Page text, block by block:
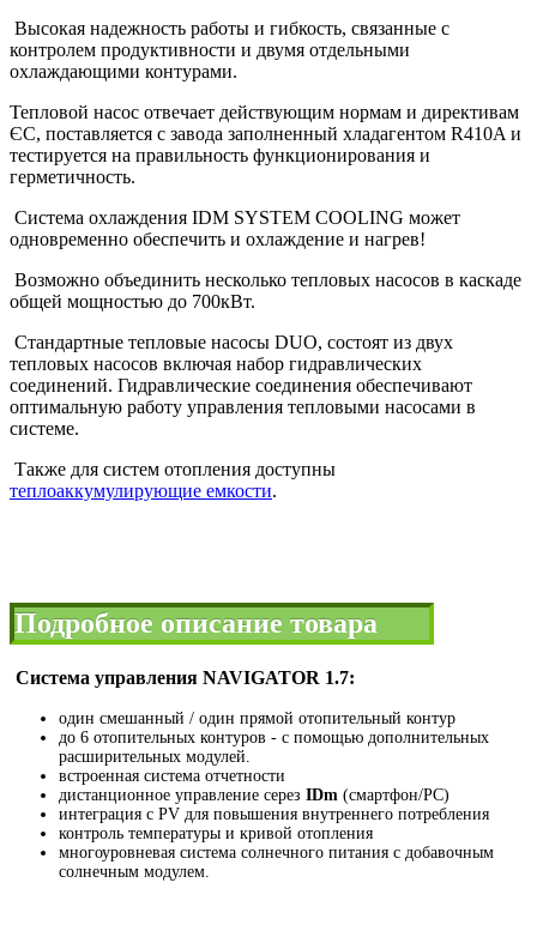
Высокая надежность работы и гибкость, связанные с
контролем продуктивности и двумя отдельными
охлаждающими контурами.
Тепловой насос отвечает действующим нормам и директивам
ЄС, поставляется с завода заполненный хладагентом R410A и
тестируется на правильность функционирования и
герметичность.
Система охлаждения IDM SYSTEM COOLING может
одновременно обеспечить и охлаждение и нагрев!
Возможно объединить несколько тепловых насосов в каскаде
общей мощностью до 700кВт.
Стандартные тепловые насосы DUO, состоят из двух
тепловых насосов включая набор гидравлических
соединений. Гидравлические соединения обеспечивают
оптимальную работу управления тепловыми насосами в
системе.
Также для систем отопления доступны
теплоаккумулирующие емкости.
Подробное описание товара
Система управления NAVIGATOR 1.7:
один смешанный / один прямой отопительный контур
до 6 отопительных контуров - с помощью дополнительных
расширительных модулей.
встроенная система отчетности
дистанционное управление серез IDm (смартфон/PC)
интеграция с PV для повышения внутреннего потребления
контроль температуры и кривой отопления
многоуровневая система солнечного питания с добавочным
солнечным модулем.